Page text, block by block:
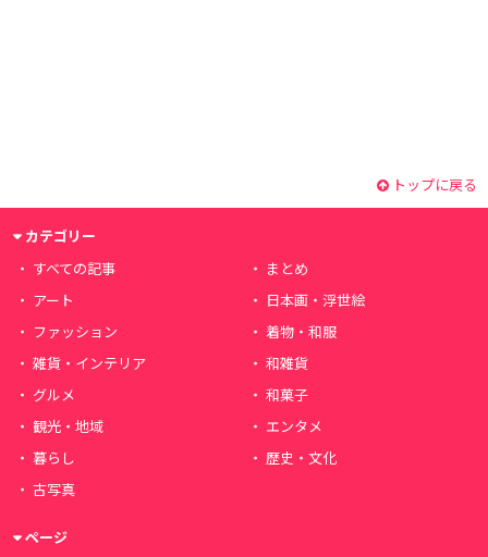
トップに戻る
カテゴリー
すべての記事
まとめ
アート
日本画・浮世絵
ファッション
着物・和服
雑貨・インテリア
和雑貨
グルメ
和菓子
観光・地域
エンタメ
暮らし
歴史・文化
古写真
ページ